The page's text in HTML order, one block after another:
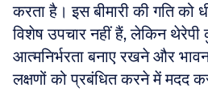
करता है। इस बीमारी की गति को
विशेष उपचार नहीं हैं, लेकिन
आत्मनिर्भरता बनाए रखने और
लक्षणों को प्रबंधित करने में मदद